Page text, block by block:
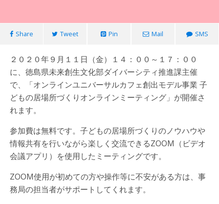
Share Tweet Pin Mail SMS
２０２０年９月１１日（金）１４：００～１７：００
に、徳島県未来創生文化部ダイバーシティ推進課主催
で、「オンラインユニバーサルカフェ創出モデル事業 子
どもの居場所づくりオンラインミーティング」が開催さ
れます。
参加費は無料です。子どもの居場所づくりのノウハウや
情報共有を行いながら楽しく交流できるZOOM（ビデオ
会議アプリ）を使用したミーティングです。
ZOOM使用が初めての方や操作等に不安がある方は、事
務局の担当者がサポートしてくれます。